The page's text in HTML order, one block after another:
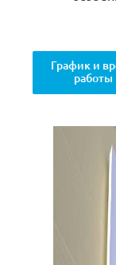
График и
работы